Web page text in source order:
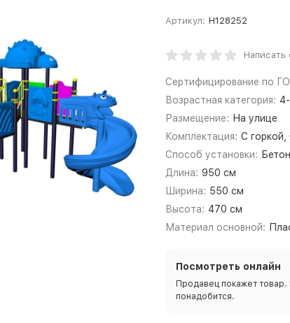
Артикул: Н128252
Написать
Сертифицирование по
Возрастная категория:
Размещение: На улице
Комплектация: С
Способ установки:
Длина: 950 см
Ширина: 550 см
Высота: 470 см
Материал основной:
Посмотреть онлайн
Продавец покажет
понадобится.